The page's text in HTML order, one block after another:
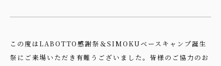
この度はLABOTTO感謝祭＆SIMOKUベースキャンプ誕生
祭にご来場いただき有難うございました。皆様のご協力のお